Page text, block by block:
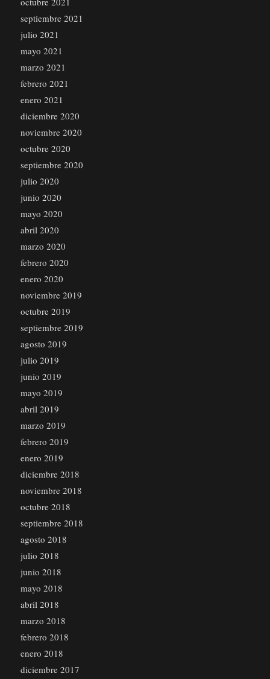
septiembre 2021
julio 2021
mayo 2021
marzo 2021
febrero 2021
enero 2021
diciembre 2020
noviembre 2020
octubre 2020
septiembre 2020
julio 2020
junio 2020
mayo 2020
abril 2020
marzo 2020
febrero 2020
enero 2020
noviembre 2019
octubre 2019
septiembre 2019
agosto 2019
julio 2019
junio 2019
mayo 2019
abril 2019
marzo 2019
febrero 2019
enero 2019
diciembre 2018
noviembre 2018
octubre 2018
septiembre 2018
agosto 2018
julio 2018
junio 2018
mayo 2018
abril 2018
marzo 2018
febrero 2018
enero 2018
diciembre 2017